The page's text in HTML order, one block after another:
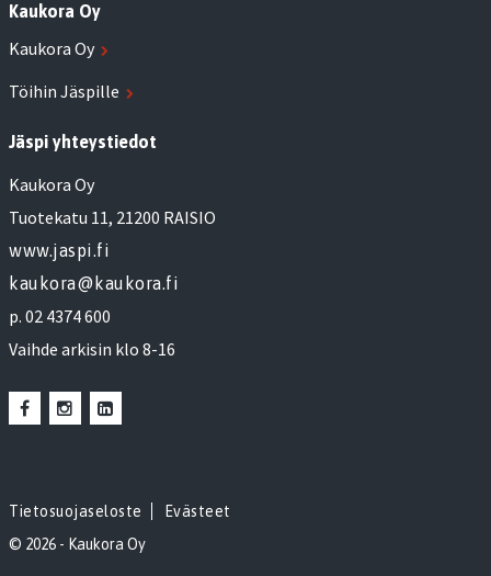
Kaukora Oy
Kaukora Oy
Töihin Jäspille
Jäspi yhteystiedot
Kaukora Oy
Tuotekatu 11, 21200 RAISIO
www.jaspi.fi
kaukora@kaukora.fi
p. 02 4374 600
Vaihde arkisin klo 8-16
Tietosuojaseloste
Evästeet
© 2026 - Kaukora Oy